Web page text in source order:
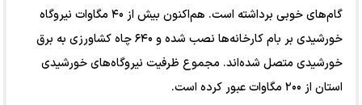
گام‌های خوبی برداشته است. هم‌اکنون بیش از ۴۰ مگاوات نیروگاه
خورشیدی بر بام کارخانه‌ها نصب شده و ۶۴۰ چاه کشاورزی به برق
خورشیدی متصل شده‌اند. مجموع ظرفیت نیروگاه‌های خورشیدی
استان از ۲۰۰ مگاوات عبور کرده است.